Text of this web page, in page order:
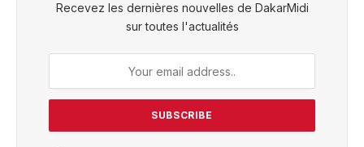
Recevez les dernières nouvelles de DakarMidi
sur toutes l'actualités